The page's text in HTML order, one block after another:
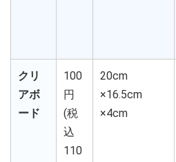
クリ
アボ
ード
100
円
(税
込
110
20cm
×16.5cm
×4cm